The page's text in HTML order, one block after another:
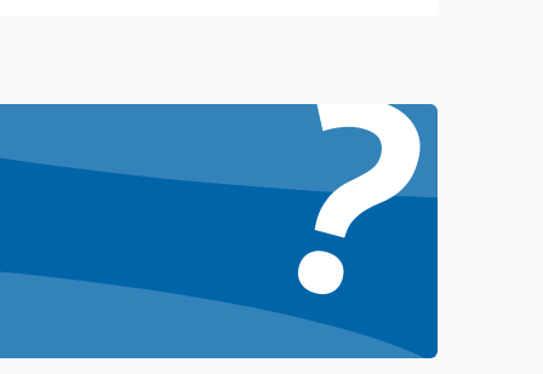
2000 ₽ Подробнее →
Подробнее →
Подробнее →
?